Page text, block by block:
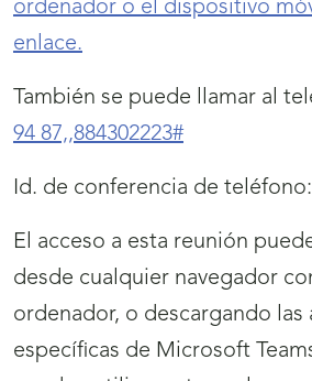
ordenador o el dispositivo
enlace.
También se puede llamar al
94 87,,884302223#
Id. de conferencia de teléfono:
El acceso a esta reunión
desde cualquier navegador
ordenador, o descargando las
específicas de Microsoft